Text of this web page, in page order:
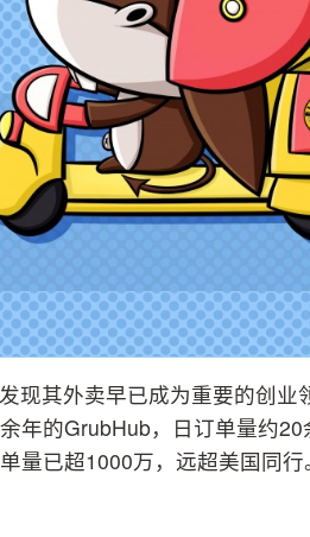
现其外卖早已成为重要的创
年的GrubHub，日订单量约
量已超1000万，远超美国同行。